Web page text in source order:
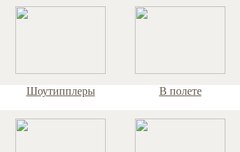
Шоутипплеры В полете